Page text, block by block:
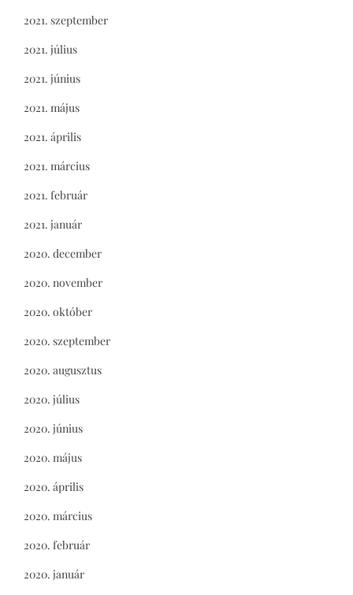
2021. szeptember
2021. július
2021. június
2021. május
2021. április
2021. március
2021. február
2021. január
2020. december
2020. november
2020. október
2020. szeptember
2020. augusztus
2020. július
2020. június
2020. május
2020. április
2020. március
2020. február
2020. január